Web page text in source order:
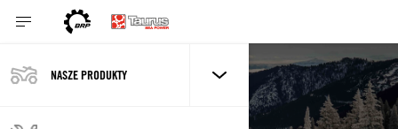
NASZE PRODUKTY